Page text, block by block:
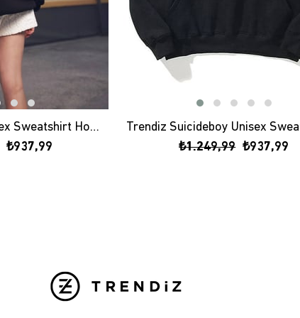
Trendiz Private Unisex Sweatshirt Hoodie
₺937,99
₺937,99
₺1.249,99